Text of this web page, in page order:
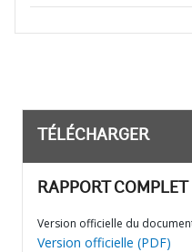
TÉLÉCHARGER
RAPPORT COMPLET
Version officielle du
Version officielle (PDF)